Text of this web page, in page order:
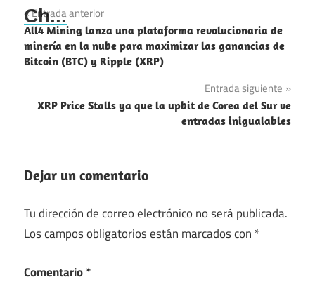
Ch...
Navegación
de
entradas
Entrada anterior
All4 Mining lanza una plataforma revolucionaria de
minería en la nube para maximizar las ganancias de
Bitcoin (BTC) y Ripple (XRP)
Entrada siguiente
XRP Price Stalls ya que la upbit de Corea del Sur ve
entradas inigualables
Dejar un comentario
Tu dirección de correo electrónico no será publicada.
Los campos obligatorios están marcados con *
Comentario*